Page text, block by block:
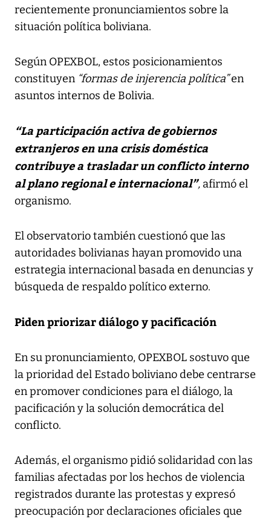
recientemente pronunciamientos sobre la
situación política boliviana.
Según OPEXBOL, estos posicionamientos
constituyen “formas de injerencia política”en
asuntos internos de Bolivia.
“La participación activa de gobiernos
extranjeros en una crisis doméstica
contribuye a trasladar un conflicto interno
al plano regional e internacional”, afirmó el
organismo.
El observatorio también cuestionó que las
autoridades bolivianas hayan promovido una
estrategia internacional basada en denuncias y
búsqueda de respaldo político externo.
Piden priorizar diálogo y pacificación
En su pronunciamiento, OPEXBOL sostuvo que
la prioridad del Estado boliviano debe centrarse
en promover condiciones para el diálogo, la
pacificación y la solución democrática del
conflicto.
Además, el organismo pidió solidaridad con las
familias afectadas por los hechos de violencia
registrados durante las protestas y expresó
preocupación por declaraciones oficiales que